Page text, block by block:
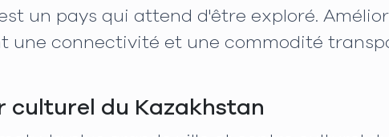
un pays qui attend d'être exploré.
une connectivité et une commodité
culturel du Kazakhstan